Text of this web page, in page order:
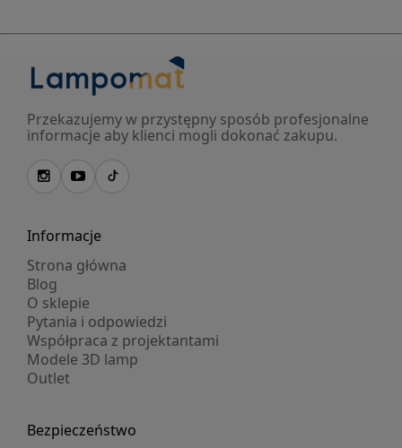
Przekazujemy w przystępny sposób profesjonalne
informacje aby klienci mogli dokonać zakupu.
Informacje
Strona główna
Blog
O sklepie
Pytania i odpowiedzi
Współpraca z projektantami
Modele 3D lamp
Outlet
Bezpieczeństwo